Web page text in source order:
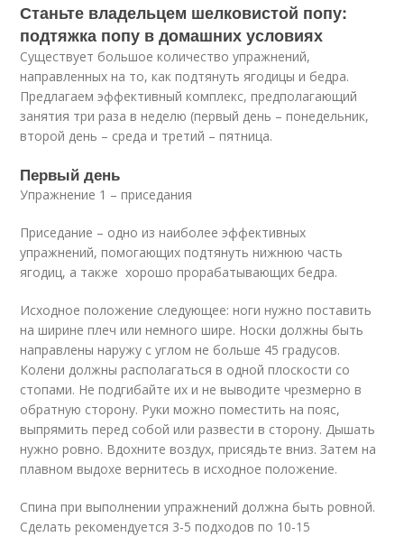
Станьте владельцем шелковистой попу:
подтяжка попу в домашних условиях
Существует большое количество упражнений,
направленных на то, как подтянуть ягодицы и бедра.
Предлагаем эффективный комплекс, предполагающий
занятия три раза в неделю (первый день – понедельник,
второй день – среда и третий – пятница.
Первый день
Упражнение 1 – приседания
Приседание – одно из наиболее эффективных
упражнений, помогающих подтянуть нижнюю часть
ягодиц, а также хорошо прорабатывающих бедра.
Исходное положение следующее: ноги нужно поставить
на ширине плеч или немного шире. Носки должны быть
направлены наружу с углом не больше 45 градусов.
Колени должны располагаться в одной плоскости со
стопами. Не подгибайте их и не выводите чрезмерно в
обратную сторону. Руки можно поместить на пояс,
выпрямить перед собой или развести в сторону. Дышать
нужно ровно. Вдохните воздух, присядьте вниз. Затем на
плавном выдохе вернитесь в исходное положение.
Спина при выполнении упражнений должна быть ровной.
Сделать рекомендуется 3-5 подходов по 10-15